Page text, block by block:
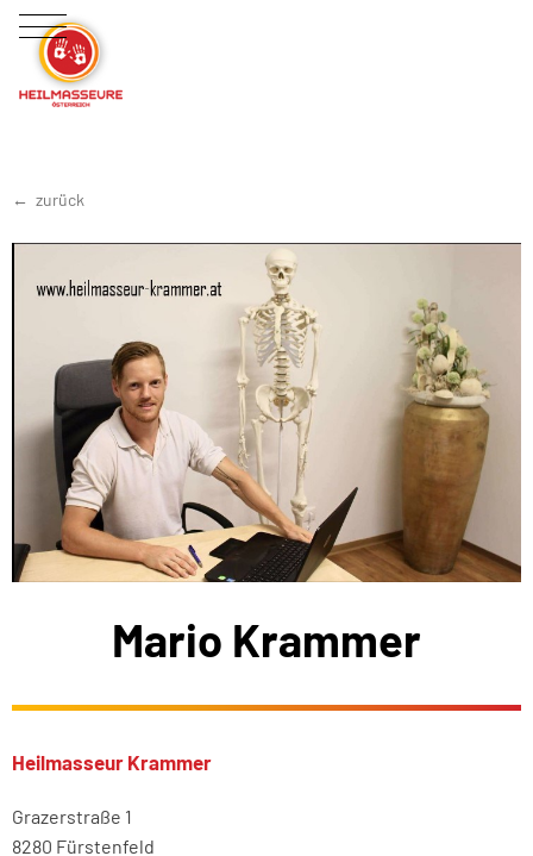
zurück
Mario Krammer
Heilmasseur Krammer
Grazerstraße 1
8280 Fürstenfeld